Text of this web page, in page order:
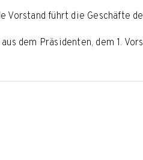
Vorstand führt die Geschäfte
dem Präsidenten, dem 1.